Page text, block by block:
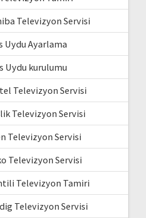
Televizyon Servisi
Uydu Ayarlama
Uydu kurulumu
Televizyon Servisi
Televizyon Servisi
Televizyon Servisi
Televizyon Servisi
Televizyon Tamiri
Televizyon Servisi